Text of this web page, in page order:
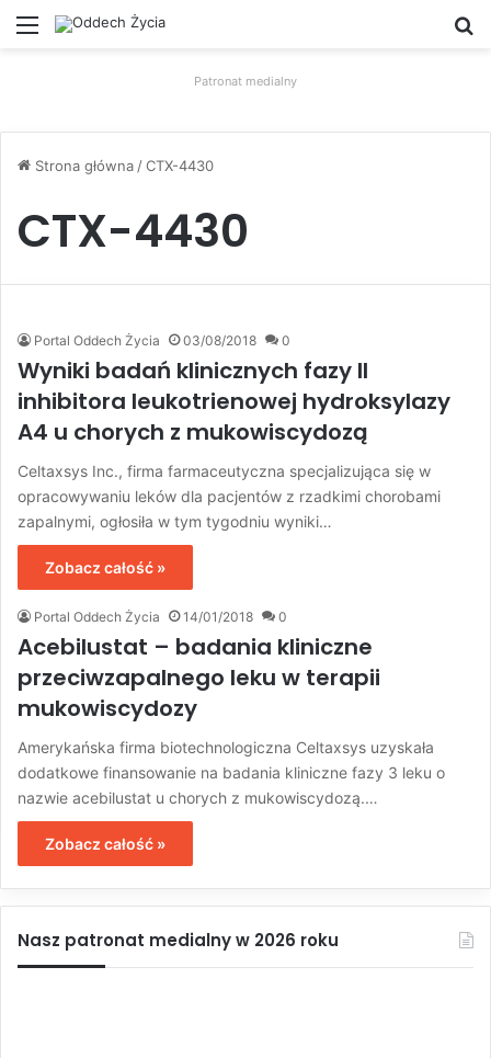
Menu
Patronat medialny
Strona główna /CTX-4430
CTX-4430
Portal Oddech Życia 03/08/2018 0
Wyniki badań klinicznych fazy II
inhibitora leukotrienowej hydroksylazy
A4 u chorych z mukowiscydozą
Celtaxsys Inc., firma farmaceutyczna specjalizująca się w
opracowywaniu leków dla pacjentów z rzadkimi chorobami
zapalnymi, ogłosiła w tym tygodniu wyniki…
Zobacz całość »
Portal Oddech Życia 14/01/2018 0
Acebilustat – badania kliniczne
przeciwzapalnego leku w terapii
mukowiscydozy
Amerykańska firma biotechnologiczna Celtaxsys uzyskała
dodatkowe finansowanie na badania kliniczne fazy 3 leku o
nazwie acebilustat u chorych z mukowiscydozą.…
Zobacz całość »
Nasz patronat medialny w 2026 roku